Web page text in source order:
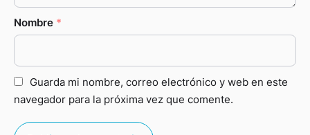
Nombre *
Guarda mi nombre, correo electrónico y web en este
navegador para la próxima vez que comente.